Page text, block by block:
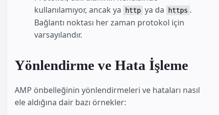
kullanılamıyor, ancak ya
http ya da https .
Bağlantı noktası her zaman protokol için
varsayılandır.
Yönlendirme ve Hata İşleme
AMP önbelleğinin yönlendirmeleri ve hataları nasıl
ele aldığına dair bazı örnekler: